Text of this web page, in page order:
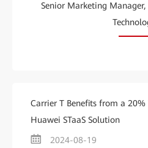
Senior Marketing
Carrier T Benefits from a
Huawei STaaS Solution
2024-08-19